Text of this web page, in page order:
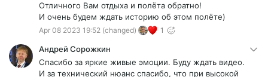
Отличного Вам отдыха и полёта обратно!
И очень будем ждать историю об этом полёте)
Apr 08 2023 19:52 (changed) 1
Андрей Сорожкин
Спасибо за яркие живые эмоции. Буду ждать видео.
И за технический нюанс спасибо, что при высокой